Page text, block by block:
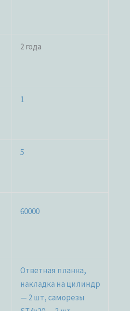
2 года
1
5
60000
Ответная планка,
накладка на цилиндр
— 2 шт, саморезы